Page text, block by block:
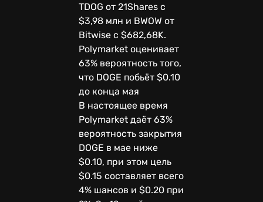
TDOG от 21Shares с
$3,98 млн и BWOW от
Bitwise с $682,68K.
Polymarket оценивает
63% вероятность того,
что DOGE побьёт $0.10
до конца мая
В настоящее время
Polymarket даёт 63%
вероятность закрытия
DOGE в мае ниже
$0.10, при этом цель
$0.15 составляет всего
4% шансов и $0.20 при